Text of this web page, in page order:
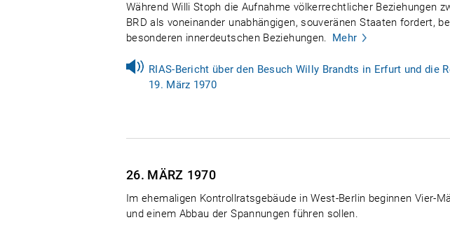
Während Willi Stoph die Aufnahme völkerrechtlicher Beziehungen
BRD als voneinander unabhängigen, souveränen Staaten fordert,
besonderen innerdeutschen Beziehungen. Mehr
RIAS-Bericht über den Besuch Willy Brandts in Erfurt und die
19. März 1970
26. MÄRZ 1970
Im ehemaligen Kontrollratsgebäude in West-Berlin beginnen Vier-
und einem Abbau der Spannungen führen sollen.